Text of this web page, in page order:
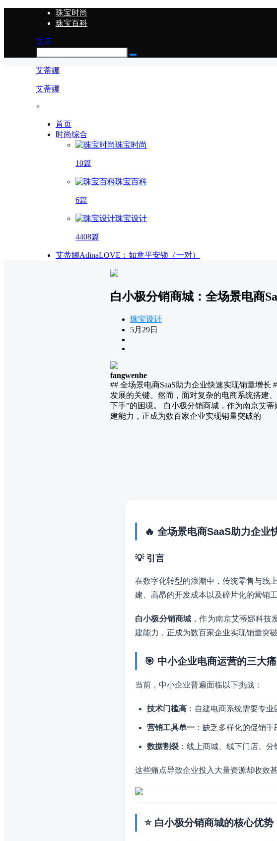
珠宝时尚
珠宝百科
文章
艾蒂娜
艾蒂娜
×
首页
时尚综合
珠宝时尚
10篇
珠宝百科
6篇
珠宝设计
4408篇
艾蒂娜AdinaLOVE：如意平安锁（一对）
白小极分销商城：全场景电商
珠宝设计
5月29日
fangwenhe
## 全场景电商SaaS助力企业快速实现销量增
发展的关键。然而，面对复杂的电商系统搭建
下手”的困境。 白小极分销商城，作为南京艾
建能力，正成为数百家企业实现销量突破的
🔥 全场景电商SaaS助力企业
💡 引言
在数字化转型的浪潮中，传统零售与线
建、高昂的开发成本以及碎片化的营销
白小极分销商城 ，作为南京艾蒂娜科
建能力，正成为数百家企业实现销量突
🎯 中小企业电商运营的三大
当前，中小企业普遍面临以下挑战：
技术门槛高 ：自建电商系统需要专
营销工具单一 ：缺乏多样化的促销
数据割裂 ：线上商城、线下门店、
这些痛点导致企业投入大量资源却收效
⭐ 白小极分销商城的核心优势